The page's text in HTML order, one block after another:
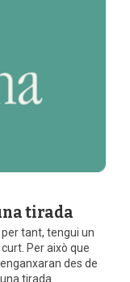
tirada
tant, tengui un
Per això que
des de
tirada.